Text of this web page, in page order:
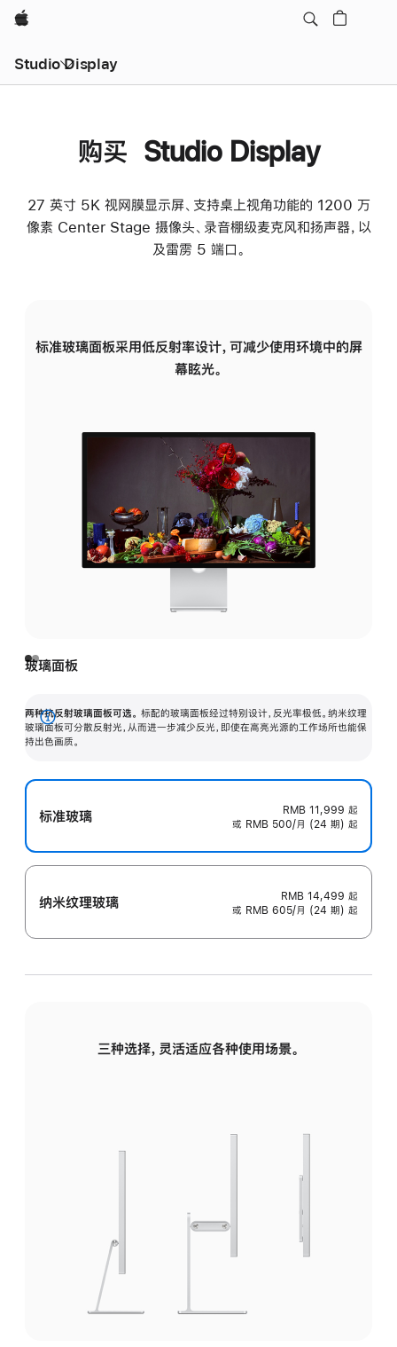
Apple
Studio Display
购买 Studio Display
27 英寸 5K 视网膜显示屏、支持桌上视角功能的 1200 万
像素 Center Stage 摄像头、录音棚级麦克风和扬声器，以
及雷雳 5 端口。
标准玻璃面板采用低反射率设计，可减少使用环境中的屏
幕眩光。
玻璃面板
两种抗反射玻璃面板可选。 标配的玻璃面板经过特别设计，反光率极低。纳米纹理
玻璃面板可分散反射光，从而进一步减少反光，即使在高亮光源的工作场所也能保
持出色画质。
展
开
标准玻璃 RMB 11,999 起
或 RMB 500/月 (24 期) 起
纳米纹理玻璃 RMB 14,499 起
或 RMB 605/月 (24 期) 起
三种选择，灵活适应各种使用场景。